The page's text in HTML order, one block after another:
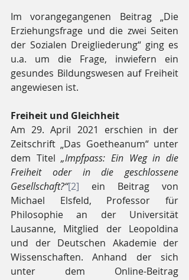
Im vorangegangenen Beitrag „Die
Erziehungsfrage und die zwei Seiten
der Sozialen Dreigliederung“ ging es
u.a. um die Frage, inwiefern ein
gesundes Bildungswesen auf Freiheit
angewiesen ist.
Freiheit und Gleichheit
Am 29. April 2021 erschien in der
Zeitschrift „Das Goetheanum“ unter
dem Titel „Impfpass: Ein Weg in die
Freiheit oder in die geschlossene
Gesellschaft?“[2] ein Beitrag von
Michael Elsfeld, Professor für
Philosophie an der Universität
Lausanne, Mitglied der Leopoldina
und der Deutschen Akademie der
Wissenschaften. Anhand der sich
unter dem Online-Beitrag